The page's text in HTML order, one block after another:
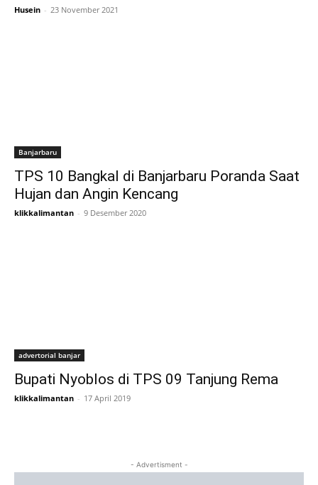
Husein - 23 November 2021
Banjarbaru
TPS 10 Bangkal di Banjarbaru Poranda Saat
Hujan dan Angin Kencang
klikkalimantan - 9 Desember 2020
advertorial banjar
Bupati Nyoblos di TPS 09 Tanjung Rema
klikkalimantan - 17 April 2019
- Advertisment -